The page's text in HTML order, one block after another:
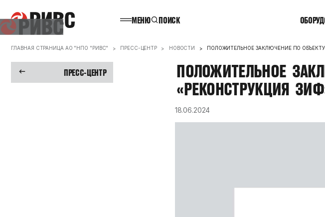
МЕНЮ ПОИСК
ГЛАВНАЯ СТРАНИЦА АО "НПО "РИВС" ПРЕСС-ЦЕНТР НОВОСТИ ПОЛОЖИТЕЛЬНОЕ ЗАКЛЮЧЕНИЕ ПО
ПРЕСС-ЦЕНТР ПОЛОЖИТЕЛЬНОЕ
«РЕКОНСТРУКЦИЯ
18.06.2024